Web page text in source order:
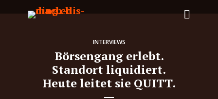
INTERVIEWS
Börsengang erlebt.
Standort liquidiert.
Heute leitet sie QUITT.